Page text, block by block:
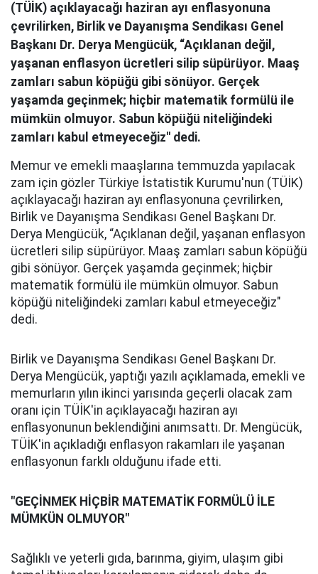
(TÜİK) açıklayacağı haziran ayı enflasyonuna
çevrilirken, Birlik ve Dayanışma Sendikası Genel
Başkanı Dr. Derya Mengücük, “Açıklanan değil,
yaşanan enflasyon ücretleri silip süpürüyor. Maaş
zamları sabun köpüğü gibi sönüyor. Gerçek
yaşamda geçinmek; hiçbir matematik formülü ile
mümkün olmuyor. Sabun köpüğü niteliğindeki
zamları kabul etmeyeceğiz" dedi.
Memur ve emekli maaşlarına temmuzda yapılacak
zam için gözler Türkiye İstatistik Kurumu'nun (TÜİK)
açıklayacağı haziran ayı enflasyonuna çevrilirken,
Birlik ve Dayanışma Sendikası Genel Başkanı Dr.
Derya Mengücük, “Açıklanan değil, yaşanan enflasyon
ücretleri silip süpürüyor. Maaş zamları sabun köpüğü
gibi sönüyor. Gerçek yaşamda geçinmek; hiçbir
matematik formülü ile mümkün olmuyor. Sabun
köpüğü niteliğindeki zamları kabul etmeyeceğiz"
dedi.
Birlik ve Dayanışma Sendikası Genel Başkanı Dr.
Derya Mengücük, yaptığı yazılı açıklamada, emekli ve
memurların yılın ikinci yarısında geçerli olacak zam
oranı için TÜİK'in açıklayacağı haziran ayı
enflasyonunun beklendiğini anımsattı. Dr. Mengücük,
TÜİK'in açıkladığı enflasyon rakamları ile yaşanan
enflasyonun farklı olduğunu ifade etti.
"GEÇİNMEK HİÇBİR MATEMATİK FORMÜLÜ İLE
MÜMKÜN OLMUYOR"
Sağlıklı ve yeterli gıda, barınma, giyim, ulaşım gibi